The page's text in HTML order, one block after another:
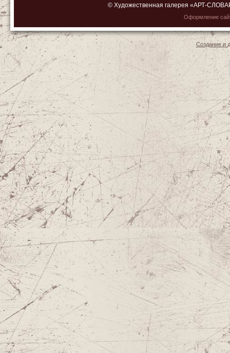
© Художественная галерея «АРТ-
Оформление
Создание и